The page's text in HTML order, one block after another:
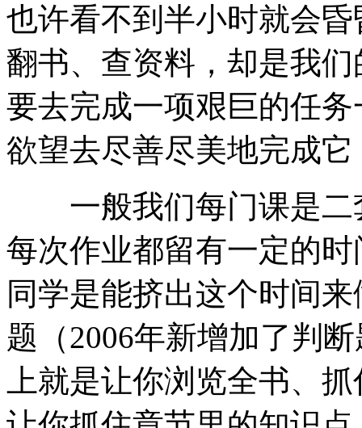
也许看不到半小时就会
翻书、查资料，却是我
要去完成一项艰巨的任
欲望去尽善尽美地完成
一般我们每门课是二
每次作业都留有一定的
同学是能挤出这个时间
题（2006年新增加了判
上就是让你浏览全书、